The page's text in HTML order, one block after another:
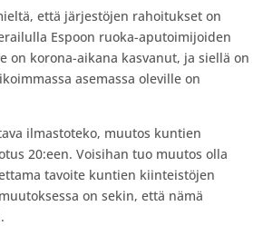
että järjestöjen rahoitukset on
Espoon ruoka-aputoimijoiden
on korona-aikana kasvanut, ja siellä on
asemassa oleville on
ilmastoteko, muutos kuntien
20:een. Voisihan tuo muutos olla
tavoite kuntien kiinteistöjen
on sekin, että nämä